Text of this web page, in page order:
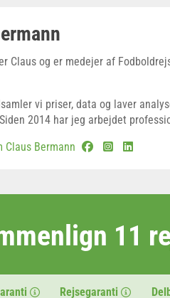
Claus og er medejer af
vi priser, data og laver
2014 har jeg arbejdet
Claus Bermann
11
Rejsegaranti